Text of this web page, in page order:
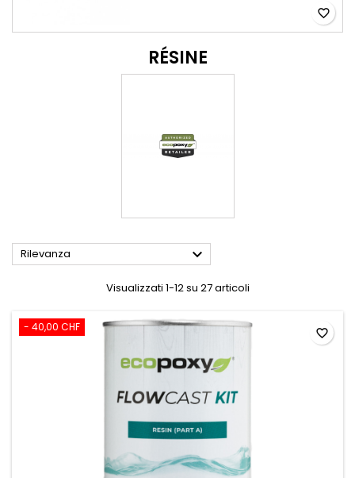
favorite_border
RÉSINE
Rilevanza 
Visualizzati 1-12 su 27 articoli
- 40,00 CHF favorite_border